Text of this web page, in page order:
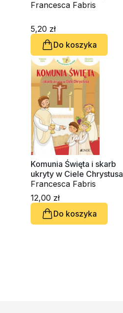
Francesca Fabris
5,20 zł
Do koszyka
Komunia Święta i skarb
ukryty w Ciele Chrystusa
Francesca Fabris
12,00 zł
Do koszyka